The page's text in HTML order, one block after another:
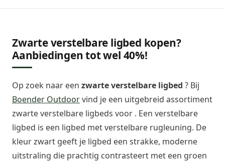
Zwarte verstelbare ligbed kopen?
Aanbiedingen tot wel 40%!
Op zoek naar een zwarte verstelbare ligbed ? Bij
Boender Outdoorvind je een uitgebreid assortiment
zwarte verstelbare ligbeds voor . Een verstelbare
ligbed is een ligbed met verstelbare rugleuning. De
kleur zwart geeft je ligbed een strakke, moderne
uitstraling die prachtig contrasteert met een groen